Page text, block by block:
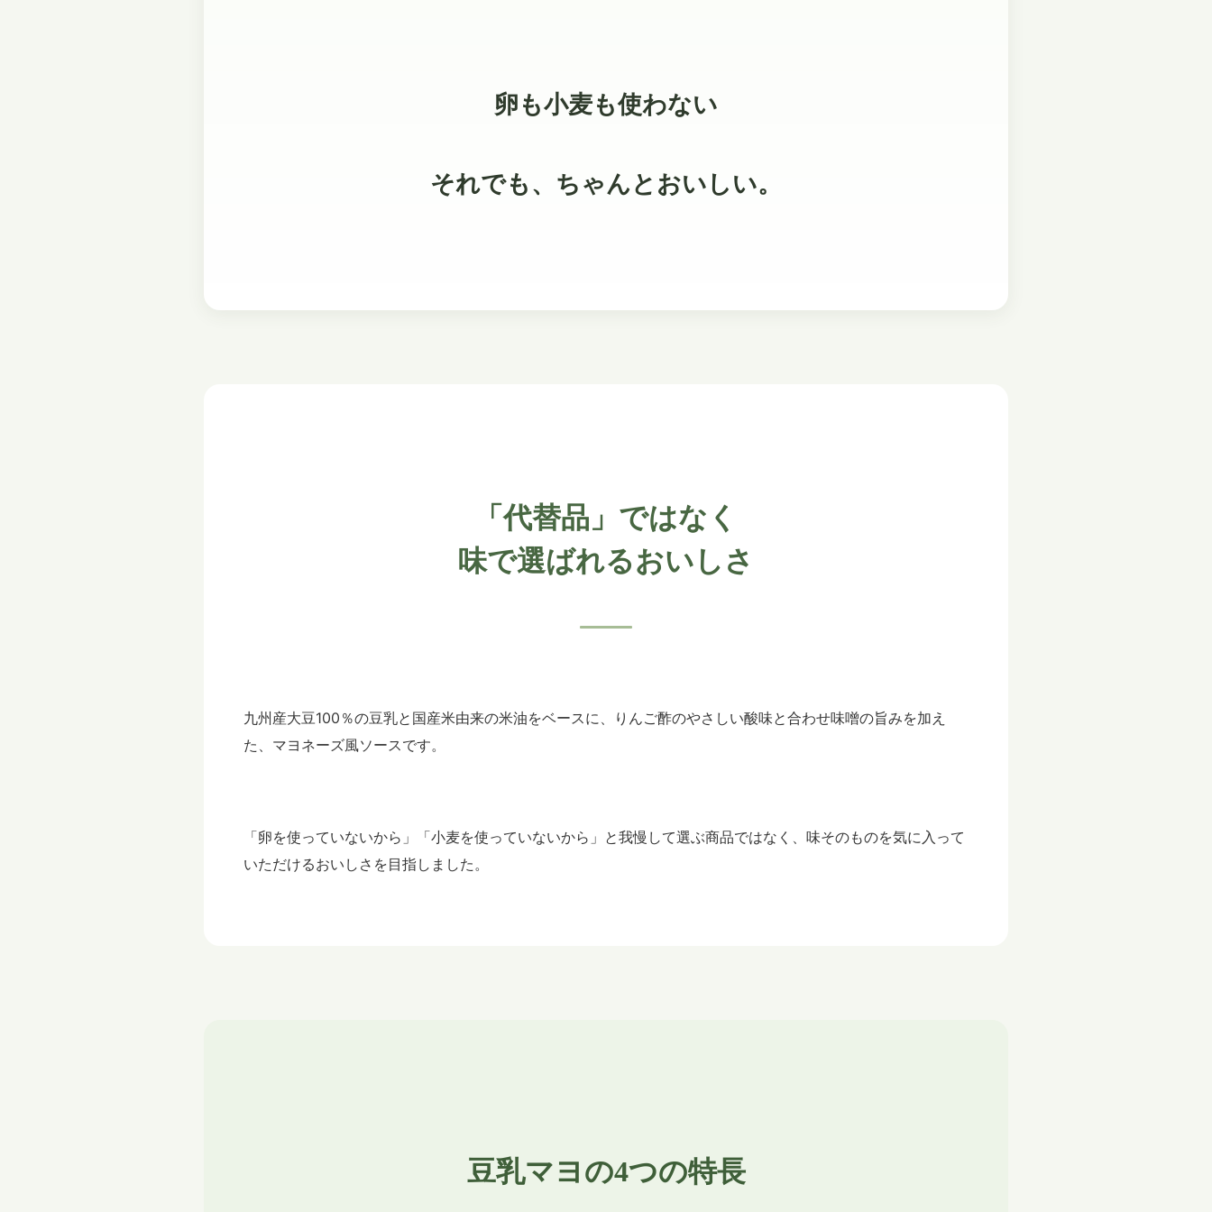
卵も小麦も使わない
それでも、ちゃんとおいしい。
「代替品」ではなく
味で選ばれるおいしさ
九州産大豆100％の豆乳と国産米由来の米油をベースに、りんご酢のやさしい酸味と合わせ味噌の旨みを加え
た、マヨネーズ風ソースです。
「卵を使っていないから」「小麦を使っていないから」と我慢して選ぶ商品ではなく、味そのものを気に入って
いただけるおいしさを目指しました。
豆乳マヨの4つの特長